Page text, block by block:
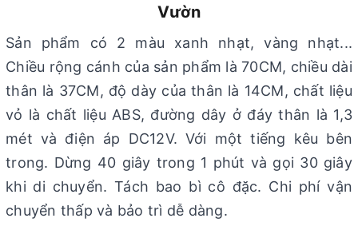
Vườn
Sản phẩm có 2 màu xanh nhạt, vàng nhạt...
Chiều rộng cánh của sản phẩm là 70CM, chiều dài
thân là 37CM, độ dày của thân là 14CM, chất liệu
vỏ là chất liệu ABS, đường dây ở đáy thân là 1,3
mét và điện áp DC12V. Với một tiếng kêu bên
trong. Dừng 40 giây trong 1 phút và gọi 30 giây
khi di chuyển. Tách bao bì cô đặc. Chi phí vận
chuyển thấp và bảo trì dễ dàng.